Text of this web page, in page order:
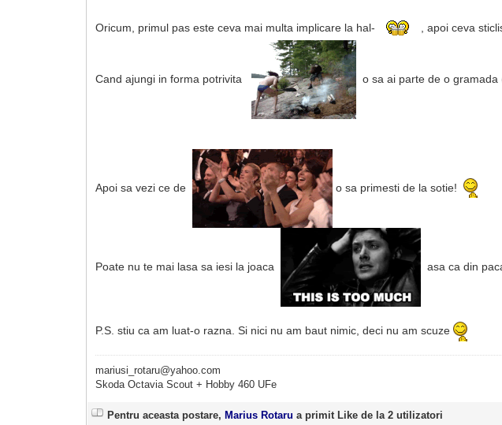
Oricum, primul pas este ceva mai multa implicare la hal- , apoi ceva
Cand ajungi in forma potrivita o sa ai parte de o
Apoi sa vezi ce de o sa primesti de la sotie!
Poate nu te mai lasa sa iesi la joaca asa ca din
P.S. stiu ca am luat-o razna. Si nici nu am baut nimic, deci nu am scuze
mariusi_rotaru@yahoo.com
Skoda Octavia Scout + Hobby 460 UFe
Pentru aceasta postare, Marius Rotaru a primit Like de la 2 utilizatori